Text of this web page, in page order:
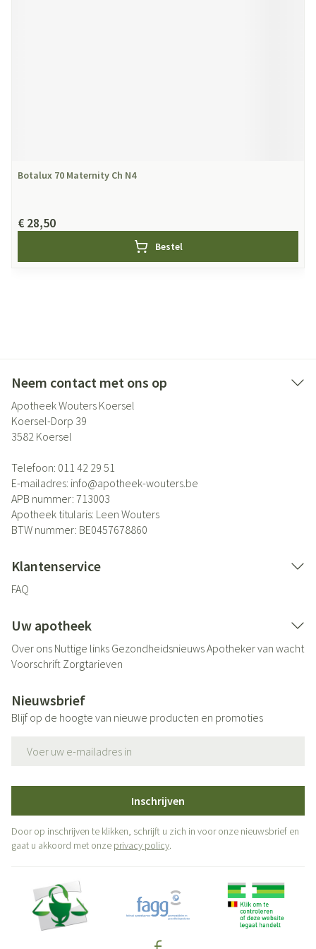
Botalux 70 Maternity Ch N4
€ 28,50
Bestel
Neem contact met ons op
Apotheek Wouters Koersel
Koersel-Dorp 39
3582 Koersel
Telefoon: 011 42 29 51
E-mailadres: info@apotheek-wouters.be
APB nummer: 713003
Apotheek titularis: Leen Wouters
BTW nummer: BE0457678860
Klantenservice
FAQ
Uw apotheek
Over ons Nuttige links GezondheidsnieuwsApotheker van wacht
Voorschrift Zorgtarieven
Nieuwsbrief
Blijf op de hoogte van nieuwe producten en promoties
Inschrijven
Door op inschrijven te klikken, schrijft u zich in voor onze nieuwsbrief en
gaat u akkoord met onze privacy policy.